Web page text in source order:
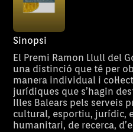
Sinopsi
El Premi Ramon Llull del
una distinció que té per
manera individual i
jurídiques que s’hagin
Illes Balears pels serveis
cultural, esportiu, jurídic,
humanitari, de recerca,